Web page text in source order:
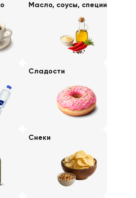
Масло, соусы, специи
Сладости
Снеки